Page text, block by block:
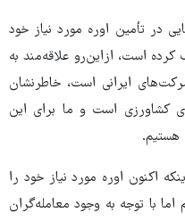
در تأمین اوره مورد نیاز خود
است، ازاین‌رو علاقه‌مند به
ایرانی است، خاطرنشان
کشاورزی است و ما برای این
هستیم.
اکنون اوره مورد نیاز خود را
با توجه به وجود معامله‌گران